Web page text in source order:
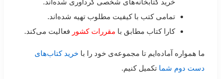
خرید کتابخانه‌های شخصی گردآوری شده‌اند.
تمامی کتب با کیفیت مطلوب تهیه شده‌اند.
کارا کتاب مطابق با مقررات کشور فعالیت می‌کند.
ما همواره آماده‌ایم تا مجموعه‌ی خود را با خرید کتاب‌های
دست دوم شما تکمیل کنیم.